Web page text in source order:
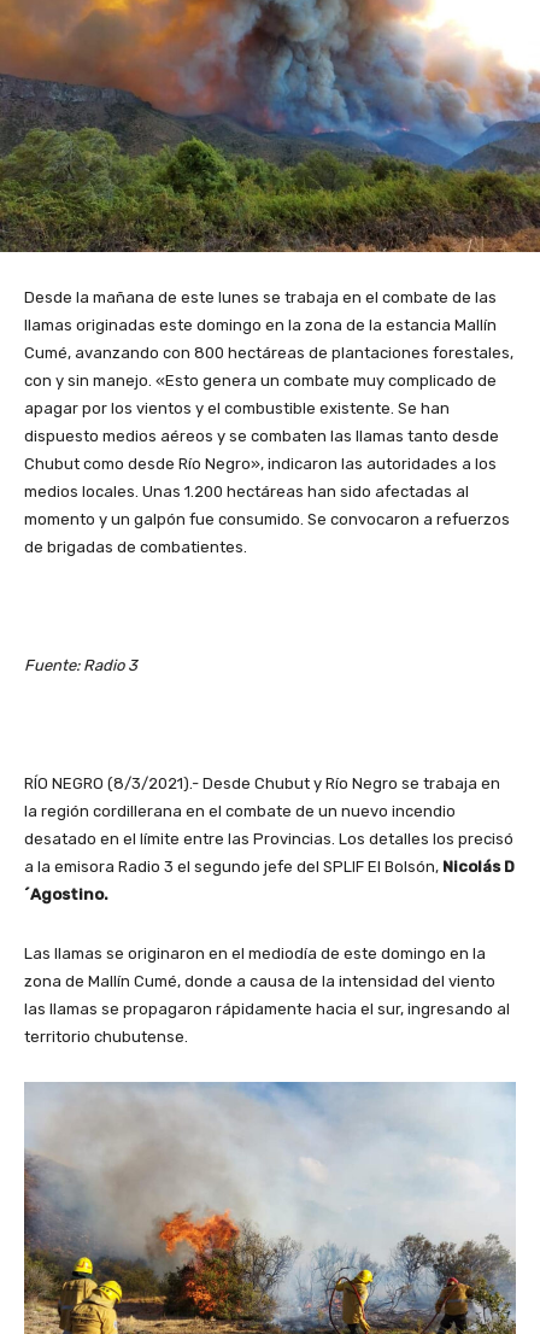
Desde la mañana de este lunes se trabaja en el combate de las
llamas originadas este domingo en la zona de la estancia Mallín
Cumé, avanzando con 800 hectáreas de plantaciones forestales,
con y sin manejo. «Esto genera un combate muy complicado de
apagar por los vientos y el combustible existente. Se han
dispuesto medios aéreos y se combaten las llamas tanto desde
Chubut como desde Río Negro», indicaron las autoridades a los
medios locales. Unas 1.200 hectáreas han sido afectadas al
momento y un galpón fue consumido. Se convocaron a refuerzos
de brigadas de combatientes.
Fuente: Radio 3
RÍO NEGRO (8/3/2021).- Desde Chubut y Río Negro se trabaja en
la región cordillerana en el combate de un nuevo incendio
desatado en el límite entre las Provincias. Los detalles los precisó
a la emisora Radio 3 el segundo jefe del SPLIF El Bolsón, Nicolás D
´Agostino.
Las llamas se originaron en el mediodía de este domingo en la
zona de Mallín Cumé, donde a causa de la intensidad del viento
las llamas se propagaron rápidamente hacia el sur, ingresando al
territorio chubutense.